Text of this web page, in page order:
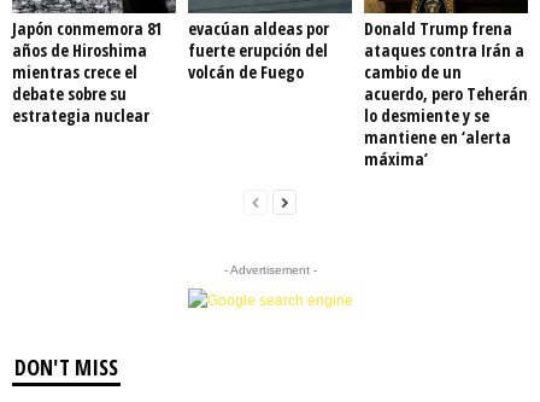
Japón conmemora 81
años de Hiroshima
mientras crece el
debate sobre su
estrategia nuclear
evacúan aldeas por
fuerte erupción del
volcán de Fuego
Donald Trump frena
ataques contra Irán a
cambio de un
acuerdo, pero Teherán
lo desmiente y se
mantiene en ‘alerta
máxima’
- Advertisement -
DON'T MISS